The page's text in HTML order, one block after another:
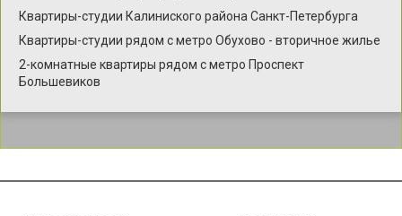
Квартиры-студии Калиниского района Санкт-Петербурга
Квартиры-студии рядом с метро Обухово - вторичное жилье
2-комнатные квартиры рядом с метро Проспект
Большевиков